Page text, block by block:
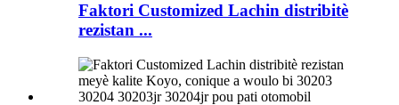
Faktori Customized Lachin distribitè
rezistan ...